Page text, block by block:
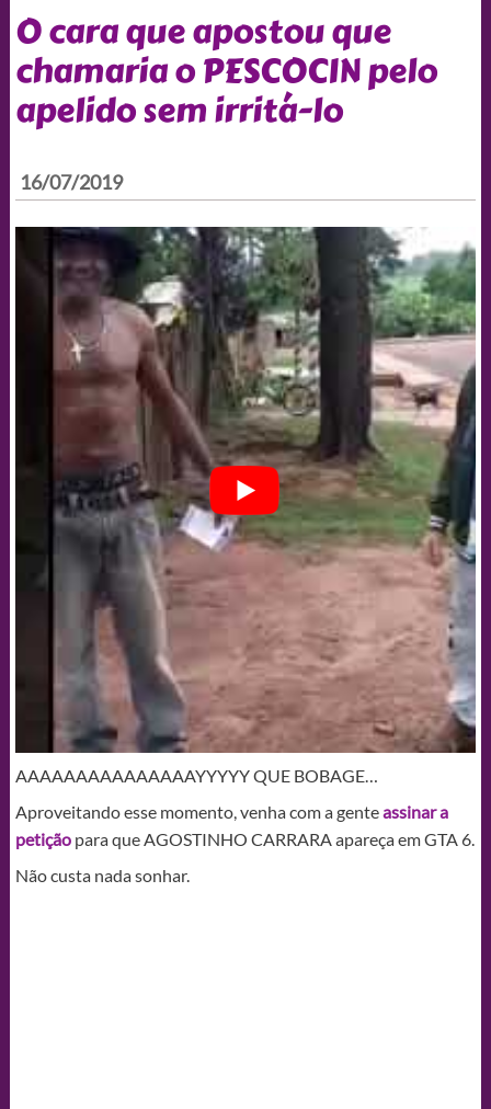
O cara que apostou que
chamaria o PESCOCIN pelo
apelido sem irritá-lo
16/07/2019
AAAAAAAAAAAAAAAYYYYY QUE BOBAGE…
Aproveitando esse momento, venha com a genteassinar a
petiçãopara que AGOSTINHO CARRARA apareça em GTA 6.
Não custa nada sonhar.